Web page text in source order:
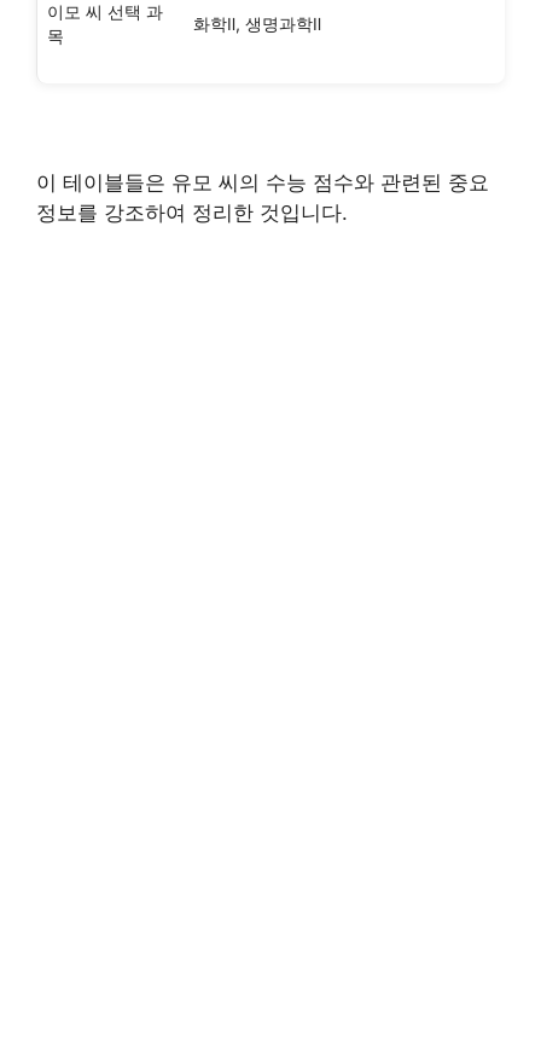
이모 씨 선택 과
목
화학Ⅱ, 생명과학Ⅱ
이 테이블들은 유모 씨의 수능 점수와 관련된 중요
정보를 강조하여 정리한 것입니다.